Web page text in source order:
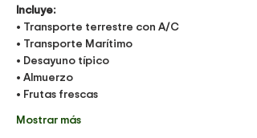
Incluye:
• Transporte terrestre con A/C
• Transporte Marítimo
• Desayuno típico
• Almuerzo
• Frutas frescas
Mostrar más